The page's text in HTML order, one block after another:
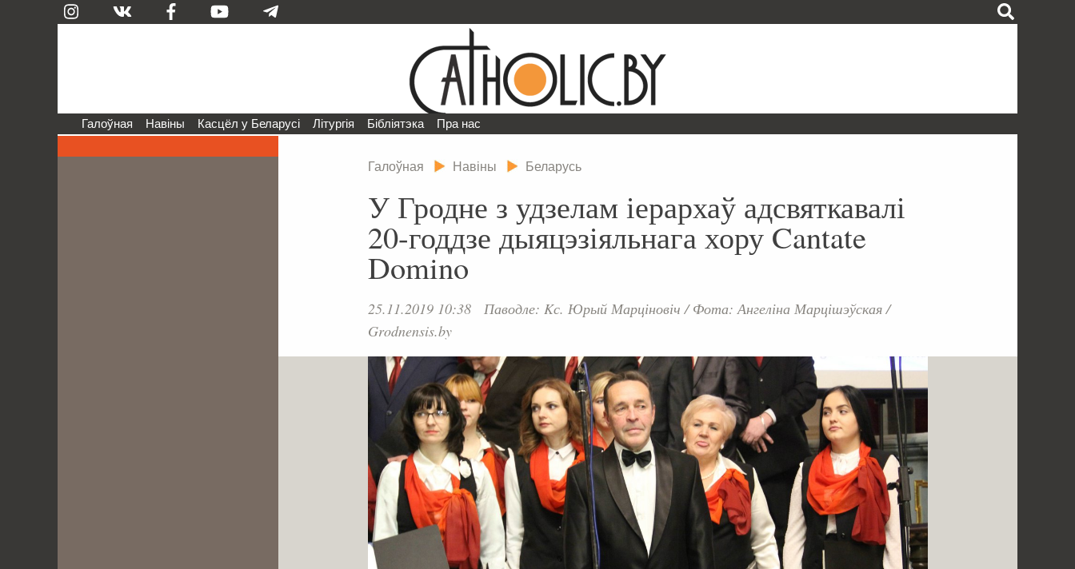
Галоўная Навіны Касцёл у Беларусі Літургія Бібліятэка Пра нас
Галоўная Навіны Беларусь
У Гродне з удзелам іерархаў адсвяткавалі
20-годдзе дыяцэзіяльнага хору Cantate
Domino
25.11.2019 10:38 Паводле: Kс. Юрый Марціновіч /Фота: Ангеліна Марцішэўская /
Grodnensis.by